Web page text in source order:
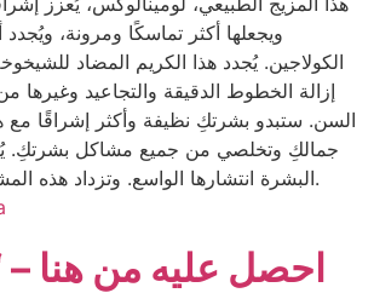
ويجعلها أكثر تماسكًا ومرونة، ويُجدد
الكولاجين. يُجدد هذا الكريم المضاد
إزالة الخطوط الدقيقة والتجاعيد وغيرها
السن. ستبدو بشرتكِ نظيفة وأكثر إشراقًا مع
جمالكِ وتخلصي من جميع مشاكل بشرتكِ.
البشرة انتشارها الواسع. وتزداد هذه المشاكل تعقيدًا وانتشارًا.
احصل عليه من هنا –